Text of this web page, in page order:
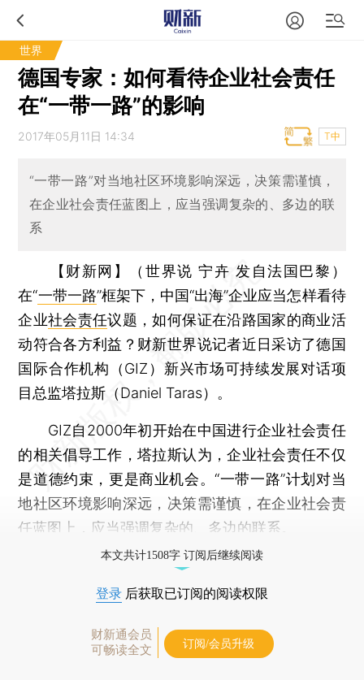
世界
德国专家：如何看待企业社会责任
在“一带一路”的影响
2017年05月11日 14:34 T中
“一带一路”对当地社区环境影响深远，决策需谨慎，
在企业社会责任蓝图上，应当强调复杂的、多边的联
系
【财新网】（世界说 宁卉 发自法国巴黎）
在“一带一路”框架下，中国“出海”企业应当怎样看待
企业社会责任议题，如何保证在沿路国家的商业活
动符合各方利益？财新世界说记者近日采访了德国
国际合作机构（GIZ）新兴市场可持续发展对话项
目总监塔拉斯（Daniel Taras）。
GIZ自2000年初开始在中国进行企业社会责任
的相关倡导工作，塔拉斯认为，企业社会责任不仅
是道德约束，更是商业机会。“一带一路”计划对当
地社区环境影响深远，决策需谨慎，在企业社会责
任蓝图上，应当强调复杂的、多边的联系。
本文共计1508字 订阅后继续阅读
登录 后获取已订阅的阅读权限
财新通会员
可畅读全文
订阅/会员升级